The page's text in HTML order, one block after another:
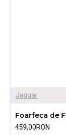
Jaguar
Foarfeca de
459,00RON